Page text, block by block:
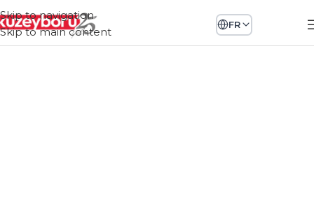
Skip to navigation
Skip to main content
FR